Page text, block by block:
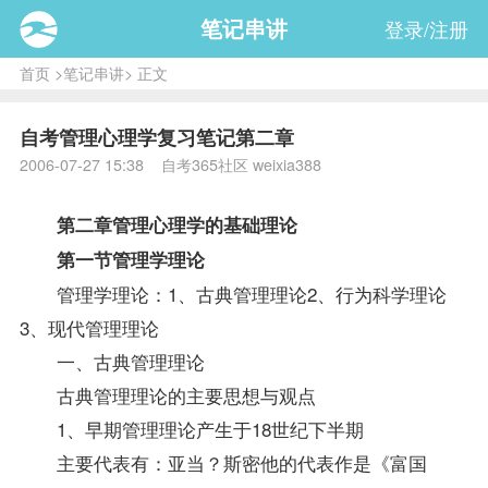
笔记串讲 登录/注册
首页>笔记串讲> 正文
自考管理心理学复习笔记第二章
2006-07-27 15:38 自考365社区 weixia388
第二章管理心理学的基础理论
第一节管理学理论
管理学理论：1、古典管理理论2、行为科学理论
3、现代管理理论
一、古典管理理论
古典管理理论的主要思想与观点
1、早期管理理论产生于18世纪下半期
主要代表有：亚当？斯密他的代表作是《富国